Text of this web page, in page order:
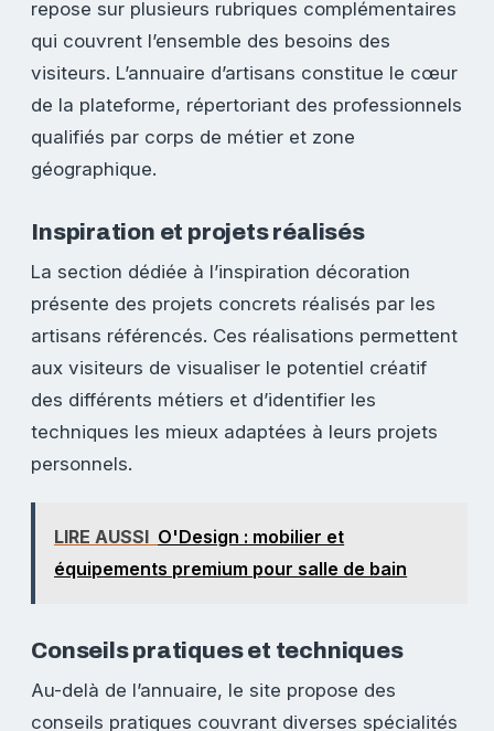
repose sur plusieurs rubriques complémentaires
qui couvrent l’ensemble des besoins des
visiteurs. L’annuaire d’artisans constitue le cœur
de la plateforme, répertoriant des professionnels
qualifiés par corps de métier et zone
géographique.
Inspiration et projets réalisés
La section dédiée à l’inspiration décoration
présente des projets concrets réalisés par les
artisans référencés. Ces réalisations permettent
aux visiteurs de visualiser le potentiel créatif
des différents métiers et d’identifier les
techniques les mieux adaptées à leurs projets
personnels.
LIRE AUSSI O'Design : mobilier et
équipements premium pour salle de bain
Conseils pratiques et techniques
Au-delà de l’annuaire, le site propose des
conseils pratiques couvrant diverses spécialités